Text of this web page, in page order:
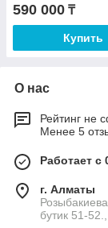
590 000 ₸
Купить
О нас
Рейтинг не
Менее 5
Работает с
г. Алматы
бутик 51-